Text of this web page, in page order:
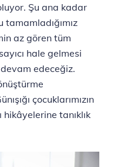
Şu ana kadar
az gören tüm
hale gelmesi
edeceğiz.
çocuklarımızın
hikâyelerine tanıklık